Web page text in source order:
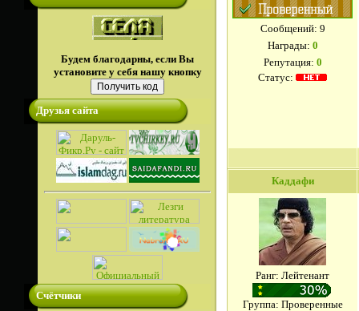
Будем благодарны, если Вы
установите у себя нашу кнопку
Друзья сайта
Счётчики
Сообщений: 9
Награды: 0
Репутация: 0
Статус:
Каддафи
Ранг: Лейтенант
Группа: Проверенные